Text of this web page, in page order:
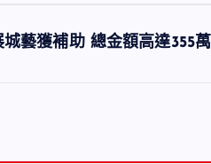
藝獲補助 總金額高達355萬